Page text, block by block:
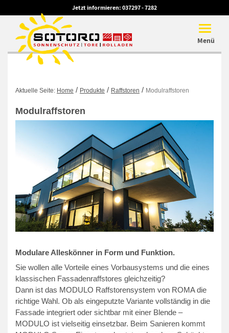
Jetzt informieren: 037297 - 7282
Toggle
Menü
Aktuelle Seite: Home / Produkte / Raffstoren / Modulraffstoren
Modulraffstoren
Modulare Alleskönner in Form und Funktion.
Sie wollen alle Vorteile eines Vorbausystems und die eines
klassischen Fassadenraffstores gleichzeitig?
Dann ist das MODULO Raffstorensystem von ROMA die
richtige Wahl. Ob als eingeputzte Variante vollständig in die
Fassade integriert oder sichtbar mit einer Blende –
MODULO ist vielseitig einsetzbar. Beim Sanieren kommt